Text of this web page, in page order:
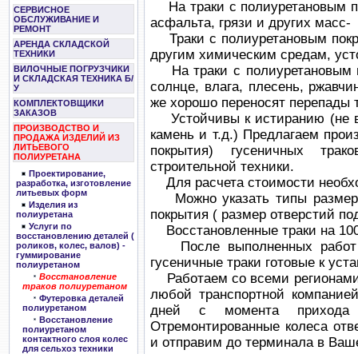
СЕРВИСНОЕ
ОБСЛУЖИВАНИЕ И
РЕМОНТ
АРЕНДА СКЛАДСКОЙ
ТЕХНИКИ
ВИЛОЧНЫЕ ПОГРУЗЧИКИ
И СКЛАДСКАЯ ТЕХНИКА Б/
У
КОМПЛЕКТОВЩИКИ
ЗАКАЗОВ
ПРОИЗВОДСТВО И
ПРОДАЖА ИЗДЕЛИЙ ИЗ
ЛИТЬЕВОГО
ПОЛИУРЕТАНА
Проектирование,
разработка, изготовление
литьевых форм
Изделия из
полиуретана
Услуги по
восстановлению деталей (
роликов, колес, валов) -
гуммирование
полиуретаном
Восстановление
траков полиуретаном
Футеровка деталей
полиуретаном
Восстановление
полиуретаном
контактного слоя колес
для сельхоз техники
На траки с полиуретановым
асфальта, грязи и других масс-
Траки с полиуретановым
другим химическим средам,
На траки с полиуретановым
солнце, влага, плесень,
же хорошо переносят перепады
Устойчивы к истиранию (не
камень и т.д.) Предлагаем
покрытия) гусеничных
строительной техники.
Для расчета стоимости
Можно указать типы
покрытия ( размер отверстий
Восстановленные траки на
После выполненных работ
гусеничные траки готовые к
Работаем со всеми
любой транспортной
дней с момента прихода
Отремонтированные колеса
и отправим до терминала в